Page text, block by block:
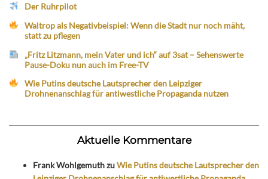
Der Ruhrpilot
Waltrop als Negativbeispiel: Wenn die Stadt nur noch mäht,
statt zu pflegen
„Fritz Litzmann, mein Vater und ich“ auf 3sat – Sehenswerte
Pause-Doku nun auch im Free-TV
Wie Putins deutsche Lautsprecher den Leipziger
Drohnenanschlag für antiwestliche Propaganda nutzen
Aktuelle Kommentare
Frank WohlgemuthzuWie Putins deutsche Lautsprecher den